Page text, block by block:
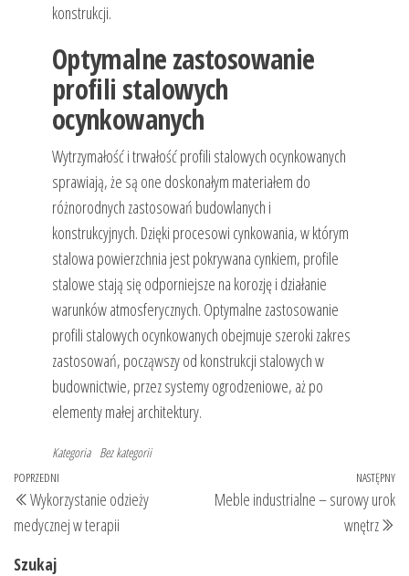
konstrukcji.
Optymalne zastosowanie
profili stalowych
ocynkowanych
Wytrzymałość i trwałość profili stalowych ocynkowanych
sprawiają, że są one doskonałym materiałem do
różnorodnych zastosowań budowlanych i
konstrukcyjnych. Dzięki procesowi cynkowania, w którym
stalowa powierzchnia jest pokrywana cynkiem, profile
stalowe stają się odporniejsze na korozję i działanie
warunków atmosferycznych. Optymalne zastosowanie
profili stalowych ocynkowanych obejmuje szeroki zakres
zastosowań, począwszy od konstrukcji stalowych w
budownictwie, przez systemy ogrodzeniowe, aż po
elementy małej architektury.
Kategoria Bez kategorii
Nawigacja
wpisu
Poprzedni
wpis
POPRZEDNI
Wykorzystanie odzieży
medycznej w terapii
NASTĘPNY
Meble industrialne – surowy urok
wnętrz
Szukaj